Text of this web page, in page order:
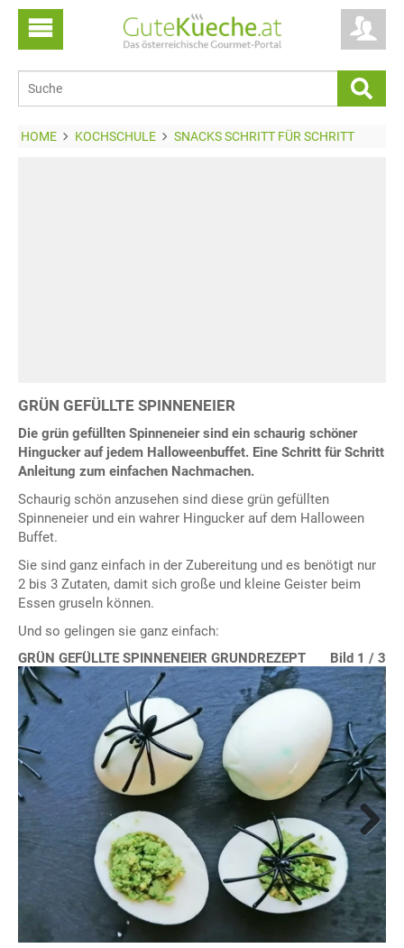
HOME KOCHSCHULE SNACKS SCHRITT FÜR SCHRITT
GRÜN GEFÜLLTE SPINNENEIER
Die grün gefüllten Spinneneier sind ein schaurig schöner
Hingucker auf jedem Halloweenbuffet. Eine Schritt für Schritt
Anleitung zum einfachen Nachmachen.
Schaurig schön anzusehen sind diese grün gefüllten
Spinneneier und ein wahrer Hingucker auf dem Halloween
Buffet.
Sie sind ganz einfach in der Zubereitung und es benötigt nur
2 bis 3 Zutaten, damit sich große und kleine Geister beim
Essen gruseln können.
Und so gelingen sie ganz einfach:
GRÜN GEFÜLLTE SPINNENEIER GRUNDREZEPT
Bild 1 / 3
Bild 2 / 3
Bild 3 / 3
Next